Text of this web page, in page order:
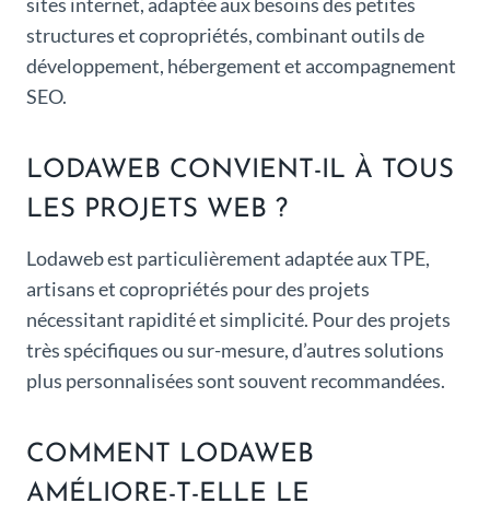
structures et copropriétés, combinant outils de
développement, hébergement et accompagnement
SEO.
LODAWEB CONVIENT-IL À TOUS
LES PROJETS WEB ?
Lodaweb est particulièrement adaptée aux TPE,
artisans et copropriétés pour des projets
nécessitant rapidité et simplicité. Pour des projets
très spécifiques ou sur-mesure, d’autres solutions
plus personnalisées sont souvent recommandées.
COMMENT LODAWEB
AMÉLIORE-T-ELLE LE